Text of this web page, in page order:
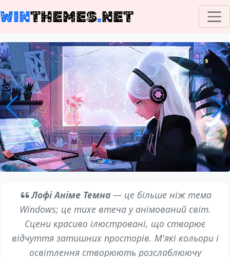
WINTHEMES.NET
Лофі Аніме Темна— це більше ніж тема
Windows; це тихе втеча у анімований світ.
Сцени красиво ілюстровані, що створює
відчуття затишних просторів. М'які кольори і
освітлення створюють розслаблюючу